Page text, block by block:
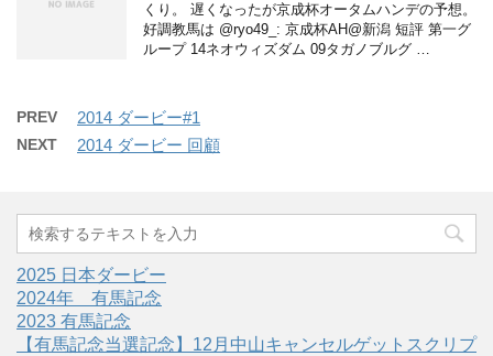
くり。 遅くなったが京成杯オータムハンデの予想。
好調教馬は @ryo49_: 京成杯AH@新潟 短評 第一グ
ループ 14ネオウィズダム 09タガノブルグ …
PREV 2014 ダービー#1
NEXT 2014 ダービー 回顧
2025 日本ダービー
2024年 有馬記念
2023 有馬記念
【有馬記念当選記念】12月中山キャンセルゲットスクリプ